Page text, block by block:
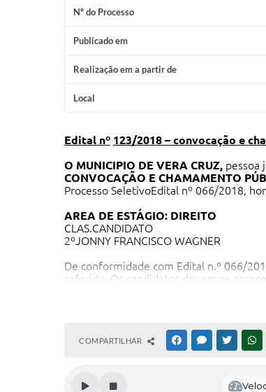
Nº do Processo
Publicado em
Realização em a partir de
Local
Edital nº 123/2018 – convocação e
O MUNICIPIO DE VERA CRUZ, pessoa
CONVOCAÇÃO E CHAMAMENTO
Processo SeletivoEdital nº 066/2018,
AREA DE ESTÁGIO: DIREITO
CLAS.CANDIDATO
2ºJONNY FRANCISCO WAGNER
De conformidade com Edital n.º 066/
referido. Os candidatos devem se
comparecimento no prazo estipulado
GUIDO HOFF
COMPARTILHAR FACEBOOKMESSENGER
TWITTER